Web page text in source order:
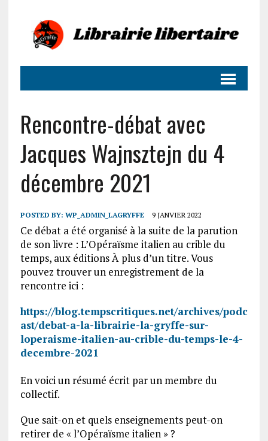
Rencontre-débat avec
Jacques Wajnsztejn du 4
décembre 2021
POSTED BY: WP_ADMIN_LAGRYFFE 9 JANVIER 2022
Ce débat a été organisé à la suite de la parution
de son livre : L’Opéraïsme italien au crible du
temps, aux éditions À plus d’un titre. Vous
pouvez trouver un enregistrement de la
rencontre ici :
https://blog.tempscritiques.net/archives/podc
ast/debat-a-la-librairie-la-gryffe-sur-
loperaisme-italien-au-crible-du-temps-le-4-
decembre-2021
En voici un résumé écrit par un membre du
collectif.
Que sait-on et quels enseignements peut-on
retirer de « l’Opéraïsme italien » ?